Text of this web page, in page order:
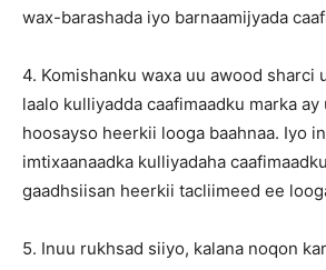
wax-barashada iyo barnaamijyada
4. Komishanku waxa uu awood sharci
laalo kulliyadda caafimaadku marka
hoosayso heerkii looga baahnaa. Iyo
imtixaanaadka kulliyadaha
gaadhsiisan heerkii tacliimeed ee
5. Inuu rukhsad siiyo, kalana noqon